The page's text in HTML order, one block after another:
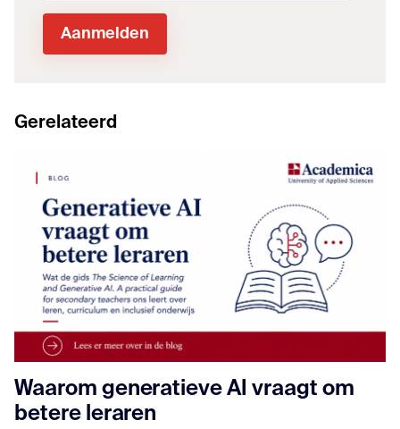
Gerelateerd
Waarom generatieve AI vraagt om
betere leraren